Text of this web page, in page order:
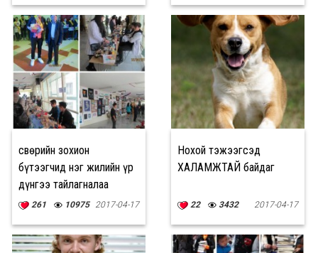
Өсвөрийн зохион
бүтээгчид нэг жилийн үр
дүнгээ тайлагналаа
261 10975 2017-04-17
Нохой тэжээгсэд
ХАЛАМЖТАЙ байдаг
22 3432 2017-04-17